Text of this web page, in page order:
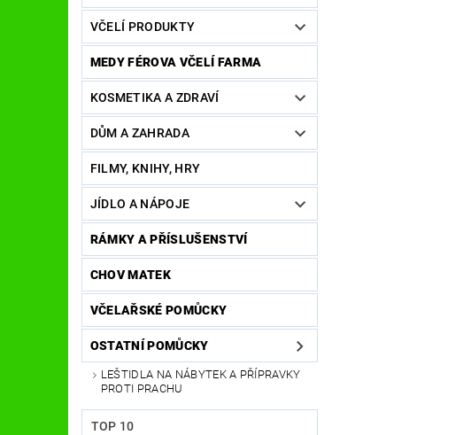
VČELÍ PRODUKTY
MEDY FÉROVA VČELÍ FARMA
KOSMETIKA A ZDRAVÍ
DŮM A ZAHRADA
FILMY, KNIHY, HRY
JÍDLO A NÁPOJE
RÁMKY A PŘÍSLUŠENSTVÍ
CHOV MATEK
VČELAŘSKÉ POMŮCKY
OSTATNÍ POMŮCKY
LEŠTIDLA NA NÁBYTEK A PŘÍPRAVKY
PROTI PRACHU
TOP 10